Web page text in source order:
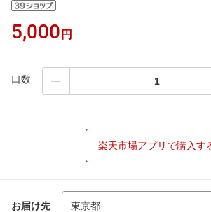
5,000 円
口数
楽天市場アプリで購入す
お届け先